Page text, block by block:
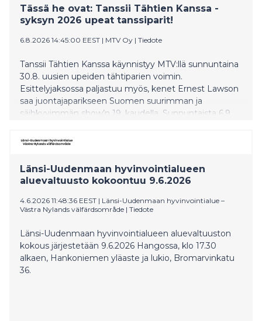
Tässä he ovat: Tanssii Tähtien Kanssa -
syksyn 2026 upeat tanssiparit!
6.8.2026 14:45:00 EEST | MTV Oy | Tiedote
Tanssii Tähtien Kanssa käynnistyy MTV:llä sunnuntaina
30.8. uusien upeiden tähtiparien voimin.
Esittelyjaksossa paljastuu myös, kenet Ernest Lawson
saa juontajaparikseen Suomen suurimman ja
säihkyvimmän show’n 19. kaudella. Sunnuntaista 6.9.
näyttävämmillä tanssiesityksillä ja uudistuneen TTK-
Länsi-Uudenmaan hyvinvointialueen
aluevaltuusto kokoontuu 9.6.2026
4.6.2026 11:48:36 EEST | Länsi-Uudenmaan hyvinvointialue –
Västra Nylands välfärdsområde | Tiedote
Länsi-Uudenmaan hyvinvointialueen aluevaltuuston
kokous järjestetään 9.6.2026 Hangossa, klo 17.30
alkaen, Hankoniemen yläaste ja lukio, Bromarvinkatu
36.